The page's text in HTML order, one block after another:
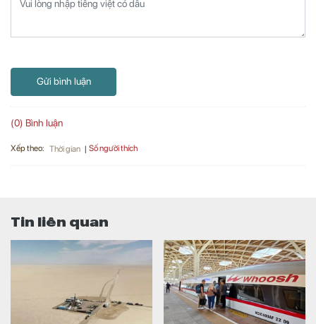
Gửi bình luận
(0) Bình luận
Xếp theo: Thời gian Số người thích
Tin liên quan